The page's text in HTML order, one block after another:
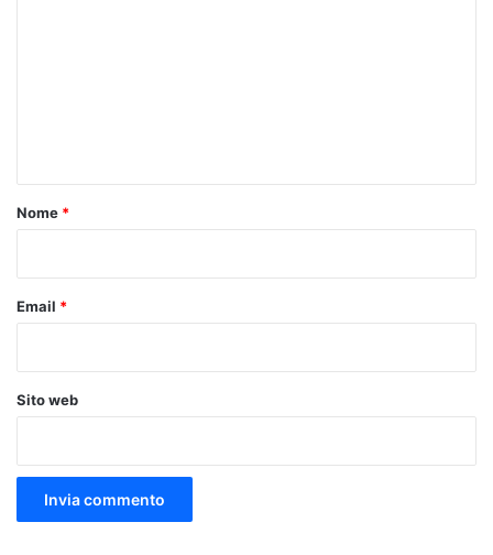
o
Nome *
Email *
Sito web